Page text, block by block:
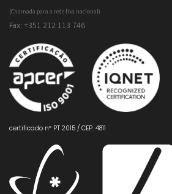
(Chamada para a rede fixa nacional)
Fax: +351 212 113 746
certificado nº PT 2015 / CEP. 4811